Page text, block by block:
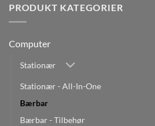
PRODUKT KATEGORIER
Computer
Stationær
Stationær - All-In-One
Bærbar
Bærbar - Tilbehør